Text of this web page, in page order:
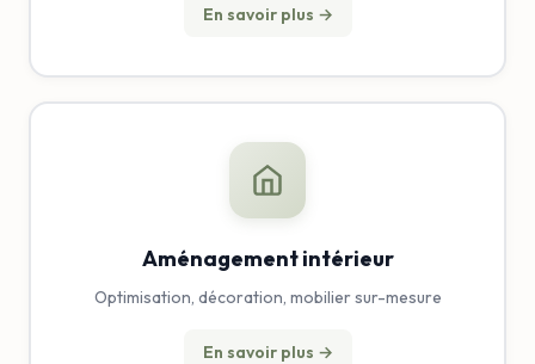
En savoir plus →
Aménagement intérieur
Optimisation, décoration, mobilier sur-mesure
En savoir plus →